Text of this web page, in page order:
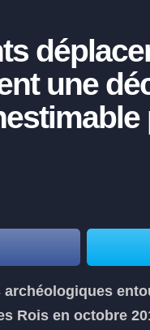
une
archéologiques
Rois en octobre